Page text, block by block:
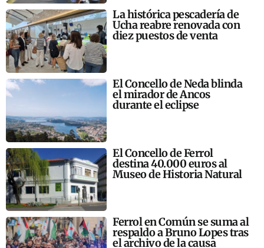
La histórica pescadería de
Ucha reabre renovada con
diez puestos de venta
El Concello de Neda blinda
el mirador de Ancos
durante el eclipse
El Concello de Ferrol
destina 40.000 euros al
Museo de Historia Natural
Ferrol en Común se suma al
respaldo a Bruno Lopes tras
el archivo de la causa